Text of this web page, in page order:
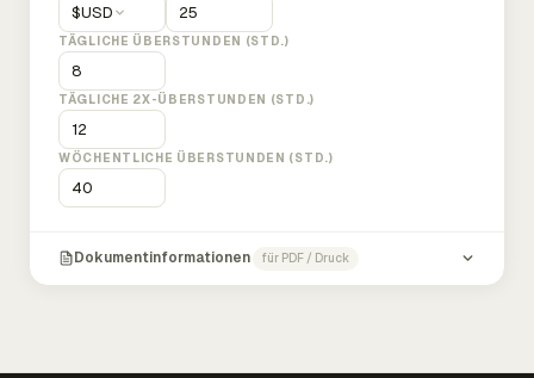
$USD
TÄGLICHE ÜBERSTUNDEN (STD.)
TÄGLICHE 2X-ÜBERSTUNDEN (STD.)
WÖCHENTLICHE ÜBERSTUNDEN (STD.)
Dokumentinformationen für PDF / Druck